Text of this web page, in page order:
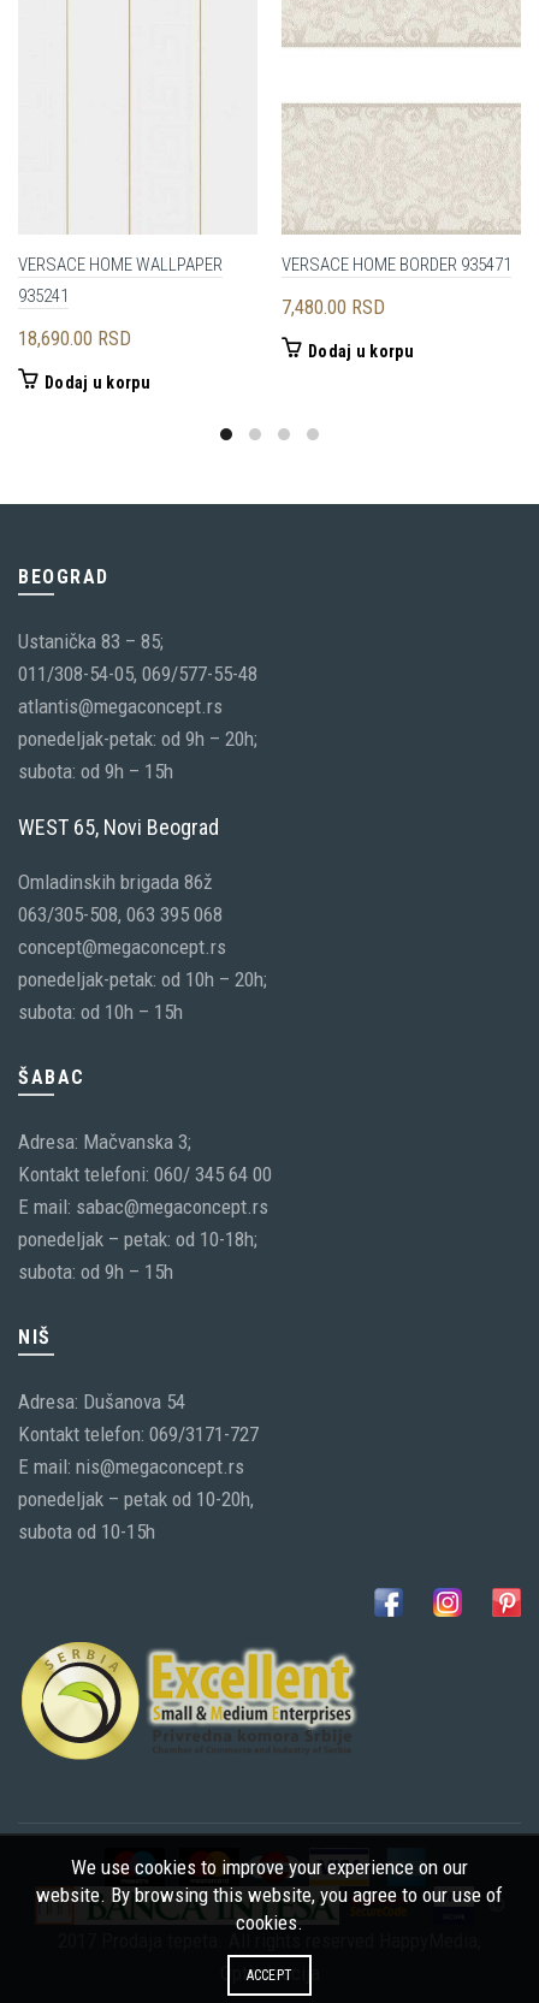
VERSACE HOME WALLPAPER
935241
18,690.00 RSD
Dodaj u korpu
VERSACE HOME BORDER 935471
7,480.00 RSD
Dodaj u korpu
BEOGRAD
Ustanička 83 – 85;
011/308-54-05, 069/577-55-48
atlantis@megaconcept.rs
ponedeljak-petak: od 9h – 20h;
subota: od 9h – 15h
WEST 65, Novi Beograd
Omladinskih brigada 86ž
063/305-508, 063 395 068
concept@megaconcept.rs
ponedeljak-petak: od 10h – 20h;
subota: od 10h – 15h
ŠABAC
Adresa: Mačvanska 3;
Kontakt telefoni: 060/ 345 64 00
E mail: sabac@megaconcept.rs
ponedeljak – petak: od 10-18h;
subota: od 9h – 15h
NIŠ
Adresa: Dušanova 54
Kontakt telefon: 069/3171-727
E mail: nis@megaconcept.rs
ponedeljak – petak od 10-20h,
subota od 10-15h
©
Optimizacija
We use cookies to improve your experience on our
website. By browsing this website, you agree to our use of
cookies.
ACCEPT